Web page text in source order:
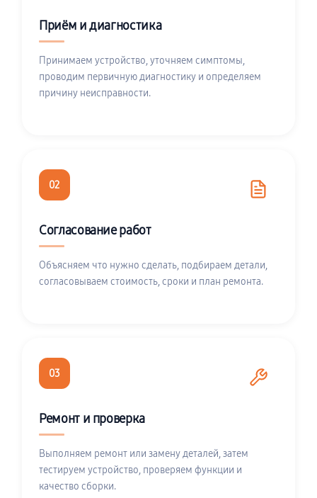
Приём и диагностика
Принимаем устройство, уточняем симптомы,
проводим первичную диагностику и определяем
причину неисправности.
02
Согласование работ
Объясняем что нужно сделать, подбираем детали,
согласовываем стоимость, сроки и план ремонта.
03
Ремонт и проверка
Выполняем ремонт или замену деталей, затем
тестируем устройство, проверяем функции и
качество сборки.